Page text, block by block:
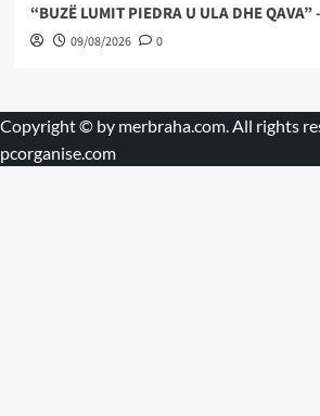
“BUZË LUMIT PIEDRA U ULA DHE QAVA”
09/08/2026 0
Copyright © by merbraha.com. All rights
pcorganise.com